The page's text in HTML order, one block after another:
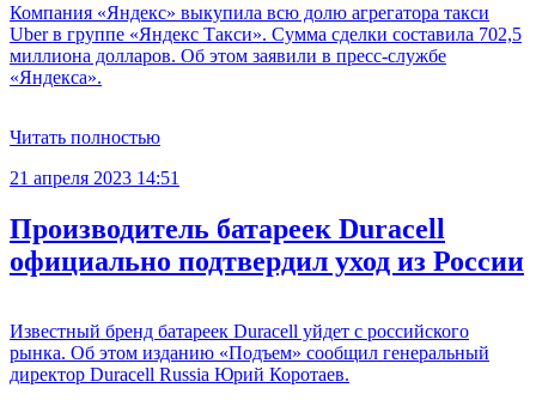
Компания «Яндекс» выкупила всю долю агрегатора такси
Uber в группе «Яндекс Такси». Сумма сделки составила 702,5
миллиона долларов. Об этом заявили в пресс-службе
«Яндекса».
Читать полностью
21 апреля 2023 14:51
Производитель батареек Duracell
официально подтвердил уход из России
Известный бренд батареек Duracell уйдет с российского
рынка. Об этом изданию «Подъем» сообщил генеральный
директор Duracell Russia Юрий Коротаев.